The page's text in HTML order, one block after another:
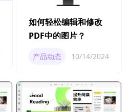
如何轻松编辑和修改
PDF中的图片？
产品动态 10/14/2024